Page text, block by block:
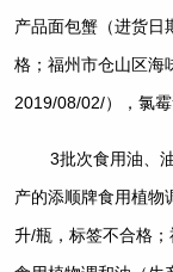
产品面包蟹（进货日
格；福州市仓山区海
2019/08/02/），氯
3批次食用油、
产的添顺牌食用植物
升/瓶，标签不合格